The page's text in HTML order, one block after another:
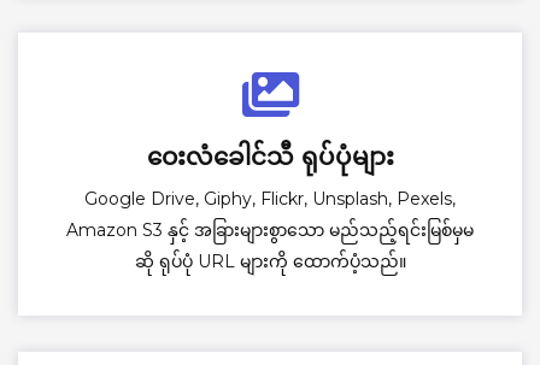
ဝေးလံခေါင်သီ ရုပ်ပုံများ
Google Drive, Giphy, Flickr, Unsplash, Pexels,
Amazon S3 နှင့် အခြားများစွာသော မည်သည့်ရင်းမြစ်မှမ
ဆို ရုပ်ပုံ URL များကို ထောက်ပံ့သည်။